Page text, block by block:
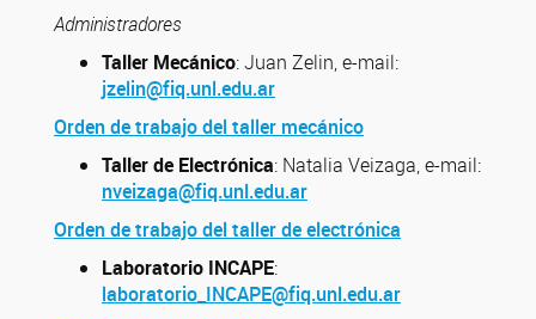
Administradores
Taller Mecánico: Juan Zelin, e-mail:
jzelin@fiq.unl.edu.ar
Orden de trabajo del taller mecánico
Taller de Electrónica: Natalia Veizaga, e-mail:
nveizaga@fiq.unl.edu.ar
Orden de trabajo del taller de electrónica
Laboratorio INCAPE:
laboratorio_INCAPE@fiq.unl.edu.ar